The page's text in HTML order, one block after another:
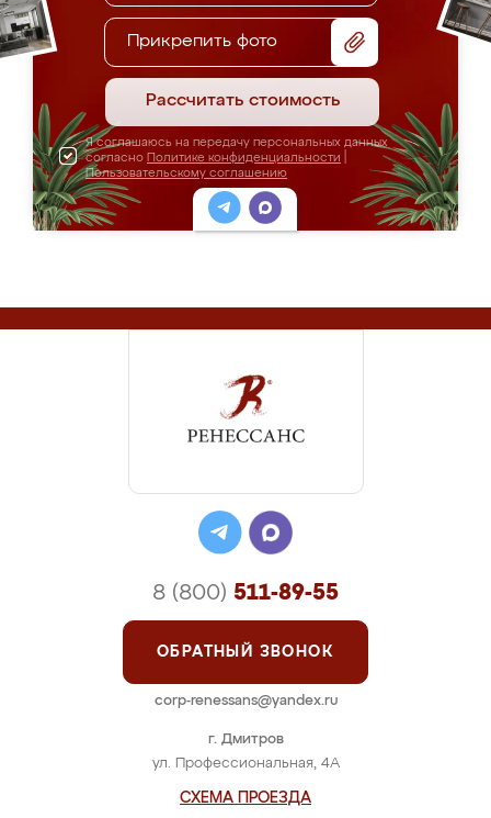
Прикрепить фото
Рассчитать стоимость
Я соглашаюсь на передачу персональных данных
согласно Политике конфиденциальности
Пользовательскому соглашению
г. Дмитров
ул. Профессиональная, 4А
СХЕМА ПРОЕЗДА
8 (800) 511-89-55
ОБРАТНЫЙ ЗВОНОК
corp-renessans@yandex.ru